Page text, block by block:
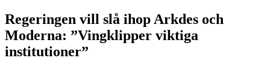
Regeringen vill slå ihop Arkdes och
Moderna: ”Vingklipper viktiga
institutioner”